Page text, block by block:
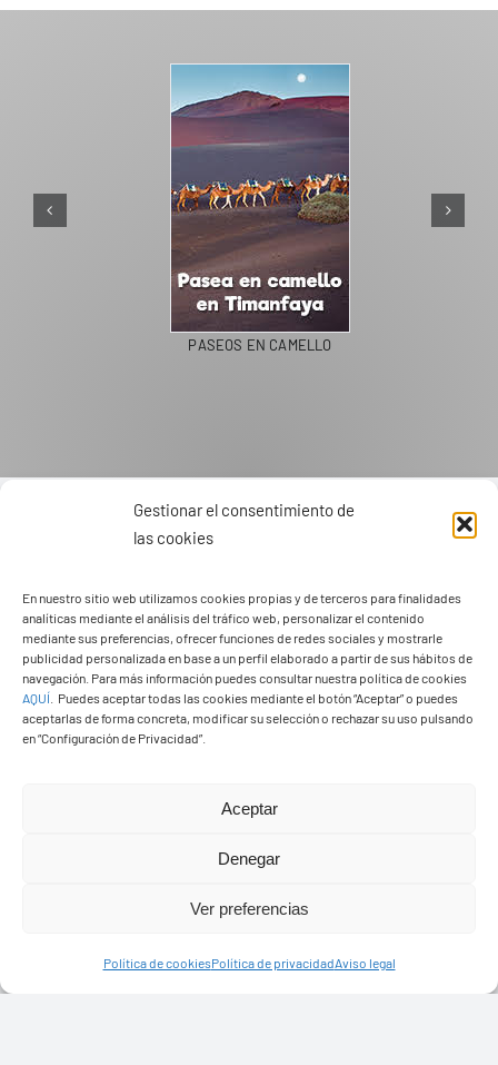
Gestionar el consentimiento de
las cookies
En nuestro sitio web utilizamos cookies propias y de terceros para finalidades
analíticas mediante el análisis del tráfico web, personalizar el contenido
mediante sus preferencias, ofrecer funciones de redes sociales y mostrarle
publicidad personalizada en base a un perfil elaborado a partir de sus hábitos de
navegación. Para más información puedes consultar nuestra política de cookies
AQUÍ
Puedes aceptar todas las cookies mediante el botón “Aceptar” o puedes
aceptarlas de forma concreta, modificar su selección o rechazar su uso pulsando
en “Configuración de Privacidad”.
Aceptar
Denegar
Ver preferencias
Política de cookiesPolítica de privacidadAviso legal
PASEOS EN CAMELLO
Pza. de Los Remedios, 1